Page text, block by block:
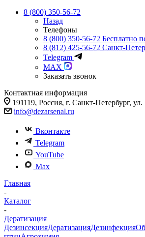
8 (800) 350-56-72
Назад
Телефоны
8 (800) 350-56-72 Бесплатно
8 (812) 425-56-72 Санкт-
Telegram
MAX
Заказать звонок
Контактная информация
191119, Россия, г. Санкт-Петербург,
info@dezarsenal.ru
Вконтакте
Telegram
YouTube
Max
Главная
-
Каталог
-
Дератизация
ДезинсекцияДератизацияДезинфекция